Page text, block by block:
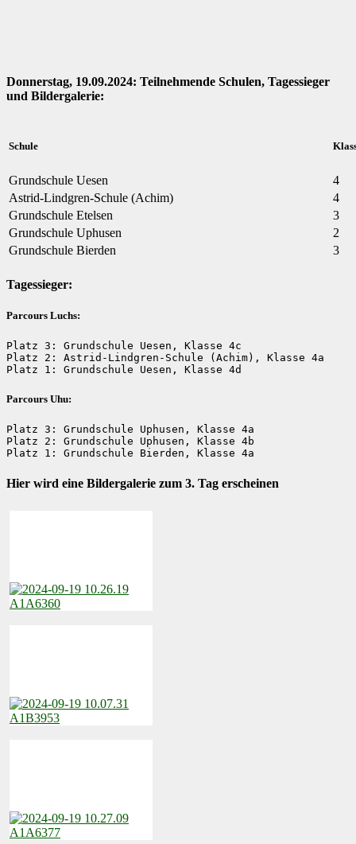
Donnerstag, 19.09.2024: Teilnehmende Schulen, Tagessieger
und Bildergalerie:
Schule
Grundschule Uesen
4
Astrid-Lindgren-Schule (Achim)
4
Grundschule Etelsen
3
Grundschule Uphusen
2
Grundschule Bierden
3
Tagessieger:
Parcours Luchs:
Platz 3: Grundschule Uesen, Klasse 4c
Platz 2: Astrid-Lindgren-Schule (Achim), Klasse 4a
Platz 1: Grundschule Uesen, Klasse 4d
Parcours Uhu:
Platz 3: Grundschule Uphusen, Klasse 4a
Platz 2: Grundschule Uphusen, Klasse 4b
Platz 1: Grundschule Bierden, Klasse 4a
Hier wird eine Bildergalerie zum 3. Tag erscheinen